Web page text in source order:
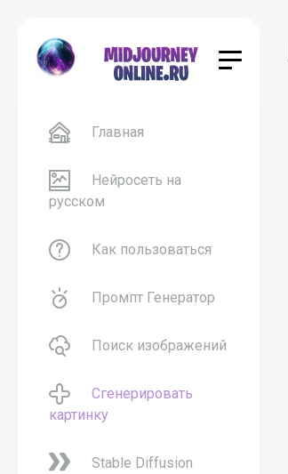
Главная
Нейросеть на
русском
Как пользоваться
Промпт Генератор
Поиск изображений
Сгенерировать
картинку
Stable Diffusion